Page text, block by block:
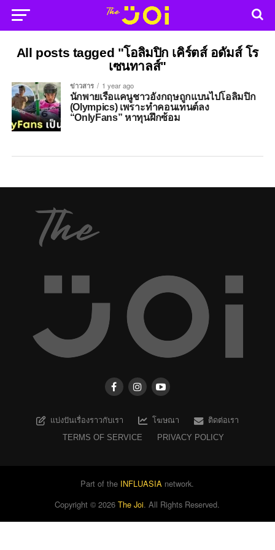
All posts tagged "โอลิมปิก เคิร์ตส์ อดัมส์ โร
เซนทาลส์"
ข่าวสาร 1 year ago
นักพายเรือแคนูชาวอังกฤษถูกแบนไปโอลิมปิก
(Olympics) เพราะทำคอนเทนต์ลง
“OnlyFans” หาทุนฝึกซ้อม
แบ่งปันเรื่องราวกับเรา โฆษณา
ติดต่อเรา
TERMS OF SERVICE
PRIVACY POLICY
Part of the INFLUASIA network.
Copyright ©2026 The Joi. All Rights Reserved.